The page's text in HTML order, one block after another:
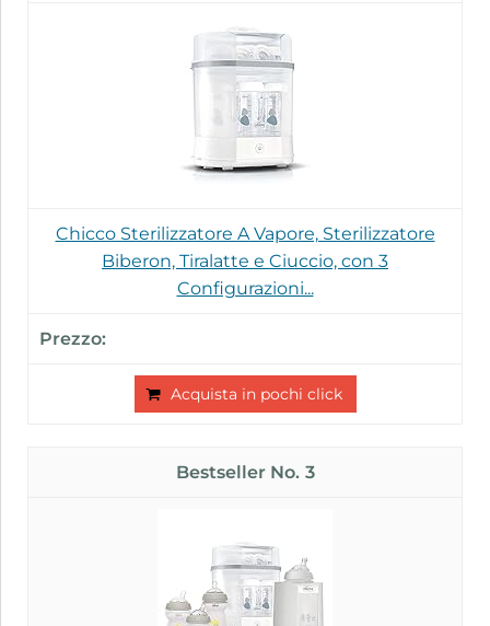
Chicco Sterilizzatore A Vapore, Sterilizzatore
Biberon, Tiralatte e Ciuccio, con 3
Configurazioni...
Acquista in pochi click
3